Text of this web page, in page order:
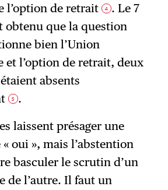
l’option de retrait
4 . Le 7
obtenu que la question
bien l’Union
et l’option de retrait, deux
absents
5 .
laissent présager une
oui », mais l’abstention
basculer le scrutin d’un
de l’autre. Il faut un